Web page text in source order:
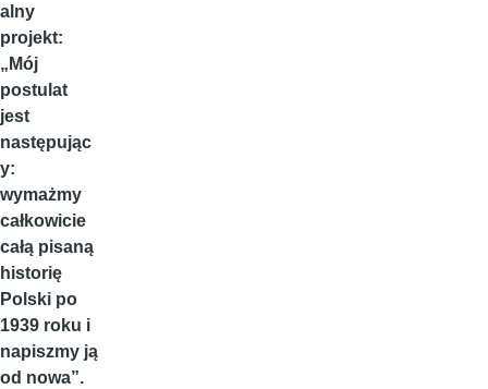
alny
projekt:
„Mój
postulat
jest
następując
y:
wymażmy
całkowicie
całą pisaną
historię
Polski po
1939 roku i
napiszmy ją
od nowa”.